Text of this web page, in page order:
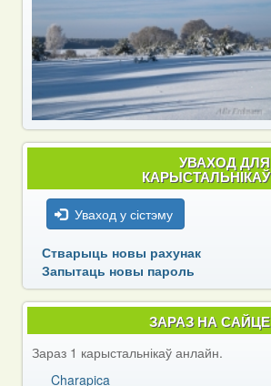
УВАХОД ДЛЯ
КАРЫСТАЛЬНІКАЎ
Уваход у сістэму
Стварыць новы рахунак
Запытаць новы пароль
ЗАРАЗ НА САЙЦЕ
Зараз 1 карыстальнікаў анлайн.
Charapica